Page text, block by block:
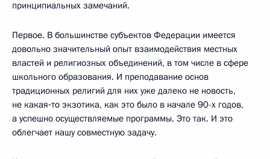
принципиальных замечаний.
Первое. В большинстве субъектов Федерации имеется
довольно значительный опыт взаимодействия местных
властей и религиозных объединений, в том числе в сфере
школьного образования. И преподавание основ
традиционных религий для них уже далеко не новость,
не какая‑то экзотика, как это было в начале 90-х годов,
а успешно осуществляемые программы. Это так. И это
облегчает нашу совместную задачу.